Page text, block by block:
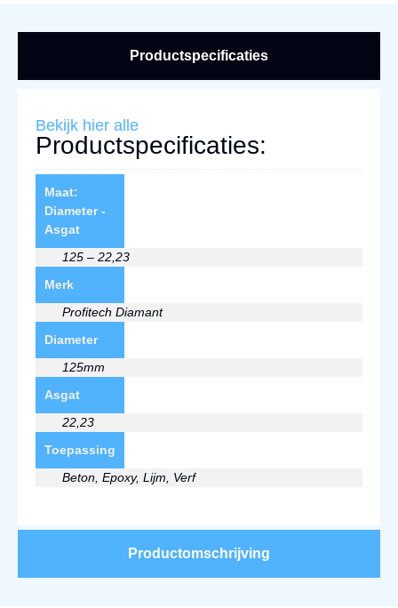
Productspecificaties
Productomschrijving
Bekijk hier alle
Productspecificaties:
Maat:
Diameter -
Asgat
125 – 22,23
Merk
Profitech Diamant
Diameter
125mm
Asgat
22,23
Toepassing
Beton, Epoxy, Lijm, Verf